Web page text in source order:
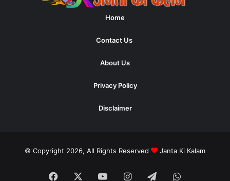
Home
Contact Us
About Us
Privacy Policy
Disclaimer
© Copyright 2026, All Rights Reserved Janta Ki Kalam
Facebook YouTubeInstagram
TelegramWhatsApp